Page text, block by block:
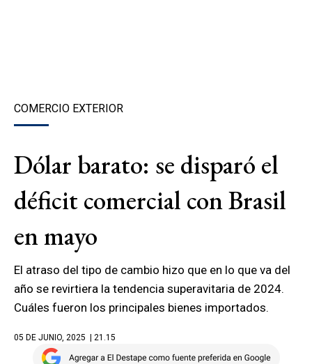
COMERCIO EXTERIOR
Dólar barato: se disparó el
déficit comercial con Brasil
en mayo
El atraso del tipo de cambio hizo que en lo que va del
año se revirtiera la tendencia superavitaria de 2024.
Cuáles fueron los principales bienes importados.
05 DE JUNIO, 2025 | 21.15